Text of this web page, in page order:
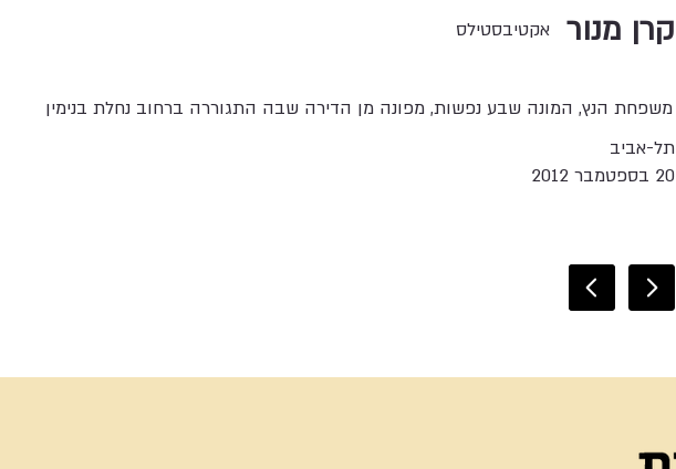
קרן מנור אקטיבסטילס
משפחת הנץ, המונה שבע נפשות, מפונה מן הדירה שבה התגוררה ברחוב נחלת בנימין
תל-אביב
20 בספטמבר 2012